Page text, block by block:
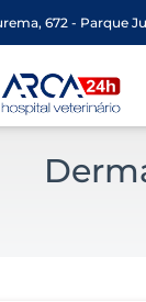
672 - Parque